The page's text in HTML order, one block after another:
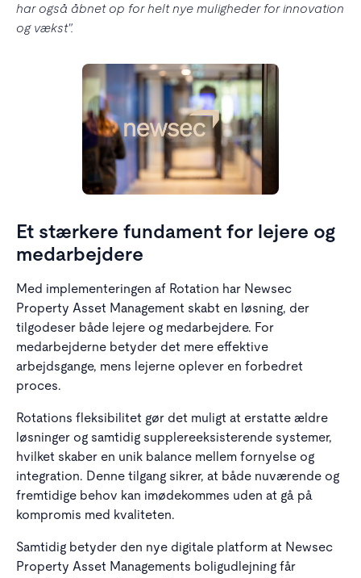
har også åbnet op for helt nye muligheder for innovation
og vækst".
Et stærkere fundament for lejere og
medarbejdere
Med implementeringen af Rotation har Newsec
Property Asset Management skabt en løsning, der
tilgodeser både lejere og medarbejdere. For
medarbejderne betyder det mere effektive
arbejdsgange, mens lejerne oplever en forbedret
proces.
Rotations fleksibilitet gør det muligt at erstatte ældre
løsninger og samtidig supplereeksisterende systemer,
hvilket skaber en unik balance mellem fornyelse og
integration. Denne tilgang sikrer, at både nuværende og
fremtidige behov kan imødekommes uden at gå på
kompromis med kvaliteten.
Samtidig betyder den nye digitale platform at Newsec
Property Asset Managements boligudlejning får